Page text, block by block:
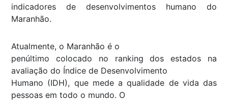
indicadores de desenvolvimentos humano do
Maranhão.
Atualmente, o Maranhão é o
penúltimo colocado no ranking dos estados na
avaliação do Índice de Desenvolvimento
Humano (IDH), que mede a qualidade de vida das
pessoas em todo o mundo. O